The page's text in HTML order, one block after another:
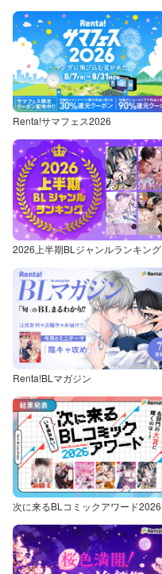
Renta!サマフェス2026
2026上半期BLジャンルランキング
Renta!BLマガジン
次に来るBLコミックアワード2026